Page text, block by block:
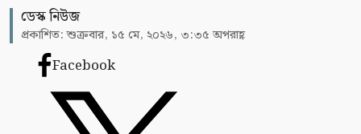
ডেস্ক নিউজ
প্রকাশিত: শুক্রবার, ১৫ মে, ২০২৬, ৩:৩৫ অপরাহ্ণ
Facebook